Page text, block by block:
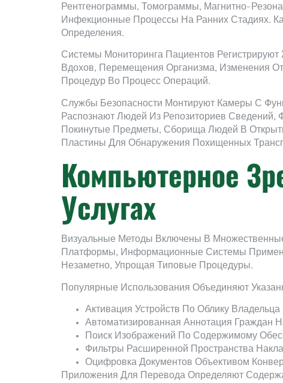
Рентгенограммы, Томограммы, Магнитно-
Инфекционные Процессы На Ранних Стадиях.
Определения.
Системы Мониторинга Пациентов
Вдохов, Перемещения Организма, Изменения
Процедур Во Процесс Операций.
Службы Безопасности Монтируют Камеры С
Распознают Людей Из Репозиториев
Покинутые Предметы, Сборища Людей В
Пластины Для Обнаружения Похищенных
Компьютерное
Услугах
Визуальные Методы Включены В
Платформы, Информационные Системы
Незаметно, Упрощая Типовые Процедуры.
Популярные Использования Объединяют
Активация Устройств По Облику
Автоматизированная Аннотация Граждан
Поиск Изображений По Содержимому
Фильтры Расширенной Пространства
Оцифровка Документов Объективом
Приложения Для Перевода Определяют